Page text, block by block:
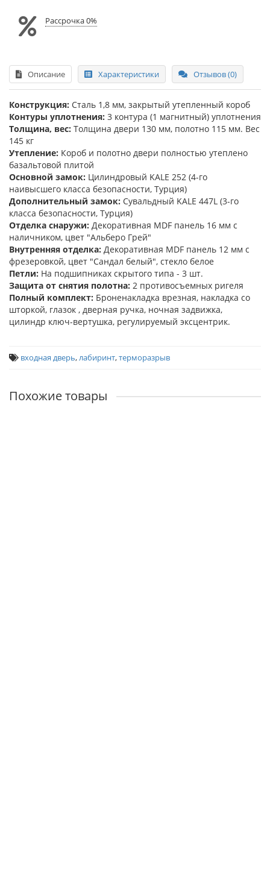
Рассрочка 0%
Описание Характеристики Отзывов (0)
Конструкция: Сталь 1,8 мм, закрытый утепленный короб
Контуры уплотнения: 3 контура (1 магнитный) уплотнения
Толщина, вес: Толщина двери 130 мм, полотно 115 мм. Вес
145 кг
Утепление: Короб и полотно двери полностью утеплено
базальтовой плитой
Основной замок: Цилиндровый KALE 252 (4-го
наивысшего класса безопасности, Турция)
Дополнительный замок: Сувальдный KALE 447L (3-го
класса безопасности, Турция)
Отделка снаружи: Декоративная MDF панель 16 мм с
наличником, цвет "Альберо Грей"
Внутренняя отделка: Декоративная MDF панель 12 мм с
фрезеровкой, цвет "Сандал белый", стекло белое
Петли: На подшипниках скрытого типа - 3 шт.
Защита от снятия полотна: 2 противосъемных ригеля
Полный комплект: Броненакладка врезная, накладка со
шторкой, глазок , дверная ручка, ночная задвижка,
цилиндр ключ-вертушка, регулируемый эксцентрик.
входная дверь,лабиринт,терморазрыв
Похожие товары